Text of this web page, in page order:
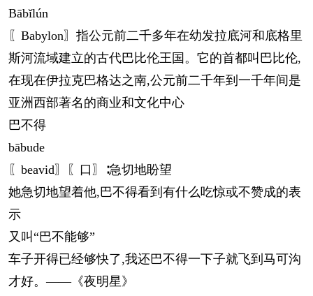
Bābǐlún
〖Babylon〗指公元前二千多年在幼发拉底河和底格里
斯河流域建立的古代巴比伦王国。它的首都叫巴比伦,
在现在伊拉克巴格达之南,公元前二千年到一千年间是
亚洲西部著名的商业和文化中心
巴不得
bābude
〖beavid〗〖口〗∶急切地盼望
她急切地望着他,巴不得看到有什么吃惊或不赞成的表
示
又叫“巴不能够”
车子开得已经够快了,我还巴不得一下子就飞到马可沟
才好。——《夜明星》